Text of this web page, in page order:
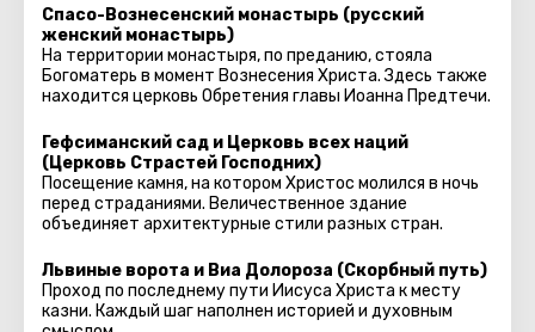
Спасо-Вознесенский монастырь (русский
женский монастырь)
На территории монастыря, по преданию, стояла
Богоматерь в момент Вознесения Христа. Здесь также
находится церковь Обретения главы Иоанна Предтечи.
Гефсиманский сад и Церковь всех наций
(Церковь Страстей Господних)
Посещение камня, на котором Христос молился в ночь
перед страданиями. Величественное здание
объединяет архитектурные стили разных стран.
Львиные ворота и Виа Долороза (Скорбный путь)
Проход по последнему пути Иисуса Христа к месту
казни. Каждый шаг наполнен историей и духовным